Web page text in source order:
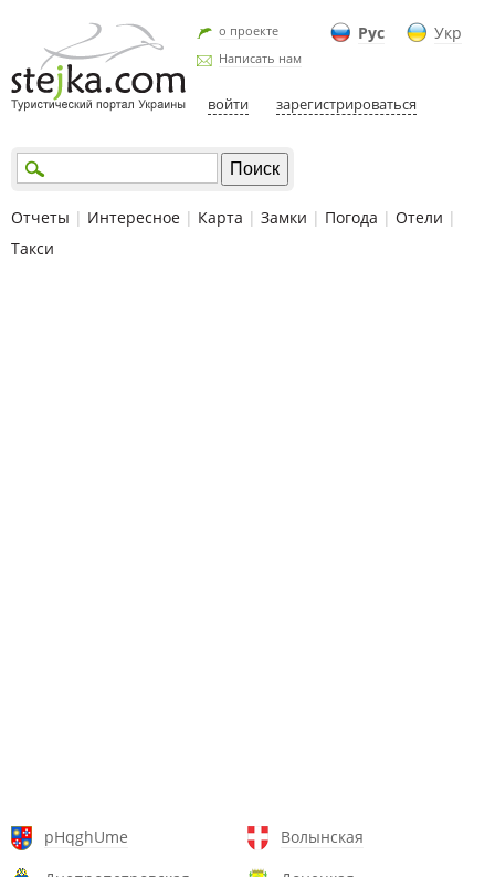
Рус Укр
о проекте
Написать нам
войти зарегистрироваться
Отчеты | Интересное | Карта | Замки | Погода | Отели |
Такси
pHqghUme
Волынская